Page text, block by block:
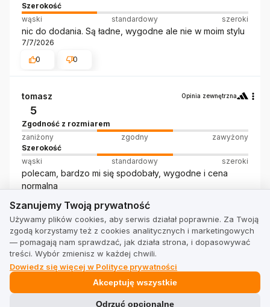
Szerokość
wąski
standardowy szeroki
nic do dodania. Są ładne, wygodne ale nie w moim stylu
7/7/2026
0
0
tomasz Opinia zewnętrzna
5
Zgodność z rozmiarem
zaniżony
zgodny
zawyżony
Szerokość
wąski
standardowy szeroki
polecam, bardzo mi się spodobały, wygodne i cena
normalna
0
Pokaż wszystkie od najnowszych
Szanujemy Twoją prywatność
Używamy plików cookies, aby serwis działał poprawnie. Za Twoją
zgodą korzystamy też z cookies analitycznych i marketingowych
— pomagają nam sprawdzać, jak działa strona, i dopasowywać
treści. Wybór zmienisz w każdej chwili.
Dowiedz się więcej w Polityce prywatności
Odrzuć opcjonalne
Akceptuję wszystkie